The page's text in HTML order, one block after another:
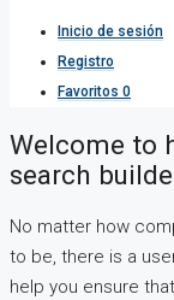
Inicio de sesión
Registro
Favoritos 0
Welcome to
search
No matter how
to be, there is a
help you ensure